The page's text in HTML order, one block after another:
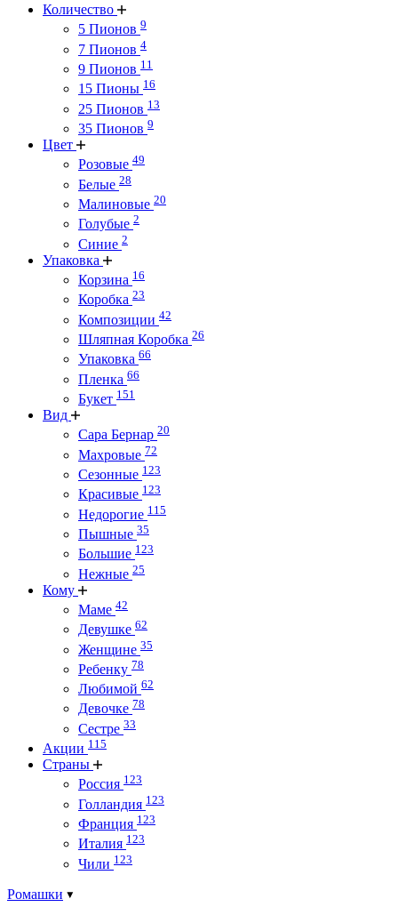
Количество
5 Пионов 9
7 Пионов 4
9 Пионов 11
15 Пионы 16
25 Пионов 13
35 Пионов 9
Цвет
Розовые 49
Белые 28
Малиновые 20
Голубые 2
Синие 2
Упаковка
Корзина 16
Коробка 23
Композиции 42
Шляпная Коробка 26
Упаковка 66
Пленка 66
Букет 151
Вид
Сара Бернар 20
Махровые 72
Сезонные 123
Красивые 123
Недорогие 115
Пышные 35
Большие 123
Нежные 25
Кому
Маме 42
Девушке 62
Женщине 35
Ребенку 78
Любимой 62
Девочке 78
Сестре 33
Акции 115
Страны
Россия 123
Голландия 123
Франция 123
Италия 123
Чили 123
Ромашки